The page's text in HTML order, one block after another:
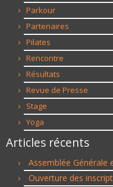
Parkour
Partenaires
Pilates
Rencontre
Résultats
Revue de Presse
Stage
Yoga
Articles récents
Assemblée Générale
Ouverture des